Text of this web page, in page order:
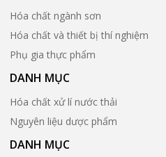
Hóa chất ngành sơn
Hóa chất và thiết bị thí nghiệm
Phụ gia thực phẩm
DANH MỤC
Hóa chất xử lí nước thải
Nguyên liệu dược phẩm
DANH MỤC